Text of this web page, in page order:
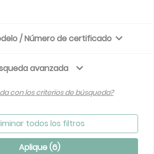
/ Número de certificado
avanzada
con los criterios de búsqueda?
todos los filtros
Aplique (6)